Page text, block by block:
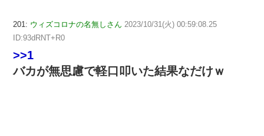
201: ウィズコロナの名無しさん 2023/10/31(火) 00:59:08.25
ID:93dRNT+R0
>>1
バカが無思慮で軽口叩いた結果なだけｗ